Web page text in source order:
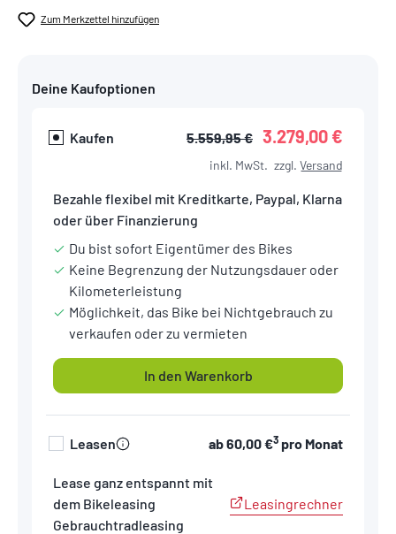
Zum Merkzettel hinzufügen
Deine Kaufoptionen
Kaufen 5.559,95 € 3.279,00 €
inkl. MwSt. zzgl. Versand
Bezahle flexibel mit Kreditkarte, Paypal, Klarna
oder über Finanzierung
Du bist sofort Eigentümer des Bikes
Keine Begrenzung der Nutzungsdauer oder
Kilometerleistung
Möglichkeit, das Bike bei Nichtgebrauch zu
verkaufen oder zu vermieten
In den Warenkorb
Leasen ab60,00 €3 pro Monat
Lease ganz entspannt mit
dem Bikeleasing
Gebrauchtradleasing
Leasingrechner